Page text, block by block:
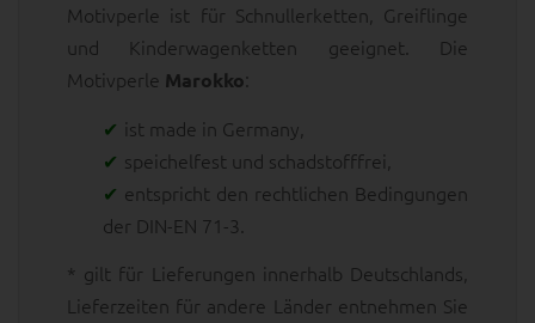
Motivperle ist für Schnullerketten, Greiflinge
und Kinderwagenketten geeignet. Die
Motivperle Marokko
ist made in Germany,
speichelfest und schadstofffrei,
entspricht den rechtlichen Bedingungen
der DIN-EN 71-3.
* gilt für Lieferungen innerhalb Deutschlands,
Lieferzeiten für andere Länder entnehmen Sie